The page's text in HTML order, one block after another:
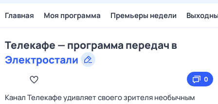
Главная Моя программа Премьеры недели
Телекафе — программа передач в
Электростали
0
Канал Телекафе удивляет своего зрителя необычным